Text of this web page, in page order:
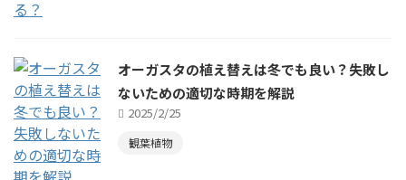
オーガスタの植え替えは冬でも良い？失敗し
ないための適切な時期を解説
2025/2/25
観葉植物